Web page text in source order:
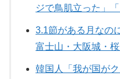
ジで鳥肌立った」
3.1節がある月なの
富士山・大阪城・
韓国人「我が国が